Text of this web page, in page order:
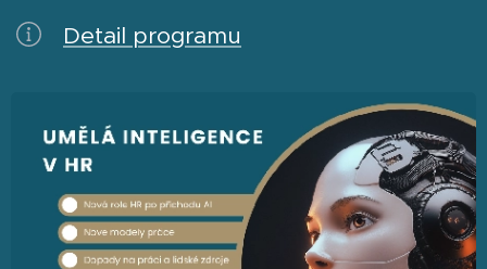
Detail programu